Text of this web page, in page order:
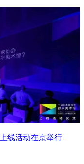
线活动在京举行